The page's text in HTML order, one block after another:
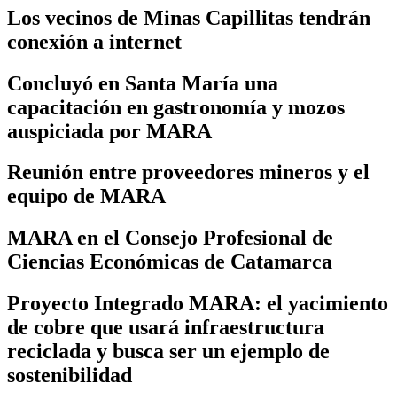
Los vecinos de Minas Capillitas tendrán
conexión a internet
Concluyó en Santa María una
capacitación en gastronomía y mozos
auspiciada por MARA
Reunión entre proveedores mineros y el
equipo de MARA
MARA en el Consejo Profesional de
Ciencias Económicas de Catamarca
Proyecto Integrado MARA: el yacimiento
de cobre que usará infraestructura
reciclada y busca ser un ejemplo de
sostenibilidad